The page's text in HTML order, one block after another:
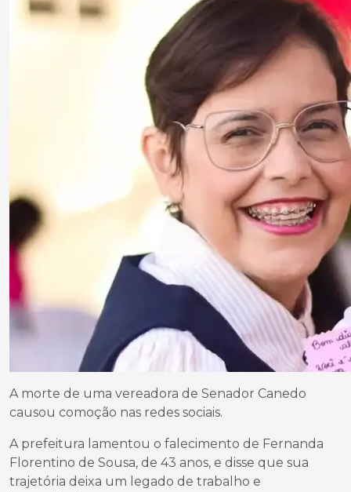
A morte de uma vereadora de Senador Canedo
causou comoção nas redes sociais.
A prefeitura lamentou o falecimento de Fernanda
Florentino de Sousa, de 43 anos, e disse que sua
trajetória deixa um legado de trabalho e